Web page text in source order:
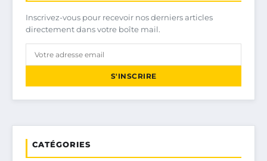
Inscrivez-vous pour recevoir nos derniers articles
directement dans votre boîte mail.
S'INSCRIRE
CATÉGORIES